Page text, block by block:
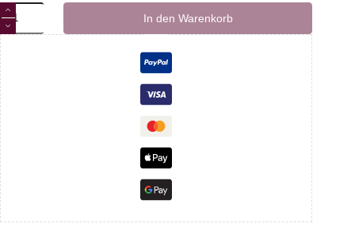
Schutzengel
Amethyst
gold
Menge
In den Warenkorb